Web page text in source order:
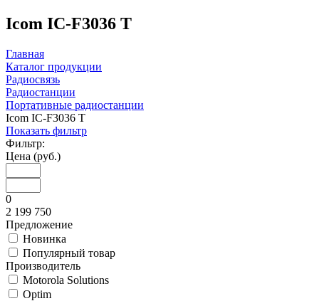
Icom IC-F3036 T
Главная
Каталог продукции
Радиосвязь
Радиостанции
Портативные радиостанции
Icom IC-F3036 T
Показать фильтр
Фильтр:
Цена (руб.)
0
2 199 750
Предложение
Новинка
Популярный товар
Производитель
Motorola Solutions
Optim